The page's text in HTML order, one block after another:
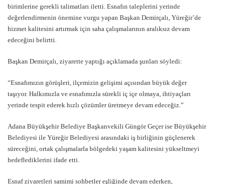
birimlerine gerekli talimatları iletti. Esnafın taleplerini yerinde
değerlendirmenin önemine vurgu yapan Başkan Demirçalı, Yüreğir’de
hizmet kalitesini artırmak için saha çalışmalarının aralıksız devam
edeceğini belirtti.
Başkan Demirçalı, ziyarette yaptığı açıklamada şunları söyledi:
“Esnafımızın görüşleri, ilçemizin gelişimi açısından büyük değer
taşıyor. Halkımızla ve esnafımızla sürekli iç içe olmaya, ihtiyaçları
yerinde tespit ederek hızlı çözümler üretmeye devam edeceğiz.”
Adana Büyükşehir Belediye Başkanvekili Güngör Geçer ise Büyükşehir
Belediyesi ile Yüreğir Belediyesi arasındaki iş birliğinin güçlenerek
süreceğini, ortak çalışmalarla bölgedeki yaşam kalitesini yükseltmeyi
hedeflediklerini ifade etti.
Esnaf ziyaretleri samimi sohbetler eşliğinde devam ederken,